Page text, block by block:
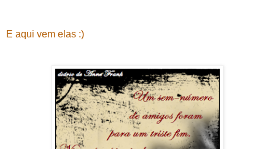
E aqui vem elas :)